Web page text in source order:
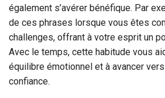
également s’avérer bénéfique. Par
de ces phrases lorsque vous êtes
challenges, offrant à votre esprit un
Avec le temps, cette habitude vous
équilibre émotionnel et à avancer
confiance.